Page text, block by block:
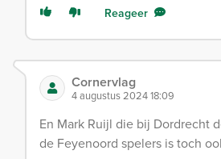
Reageer
Cornervlag
4 augustus 2024 18:09
En Mark Ruijl die bij Dordrecht
de Feyenoord spelers is toch